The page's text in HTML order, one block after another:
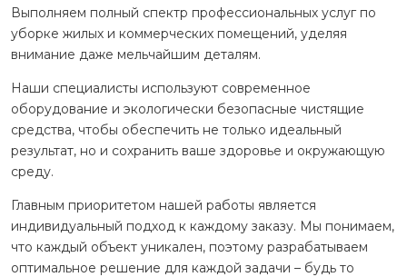
Выполняем полный спектр профессиональных услуг по
уборке жилых и коммерческих помещений, уделяя
внимание даже мельчайшим деталям.
Наши специалисты используют современное
оборудование и экологически безопасные чистящие
средства, чтобы обеспечить не только идеальный
результат, но и сохранить ваше здоровье и окружающую
среду.
Главным приоритетом нашей работы является
индивидуальный подход к каждому заказу. Мы понимаем,
что каждый объект уникален, поэтому разрабатываем
оптимальное решение для каждой задачи – будь то